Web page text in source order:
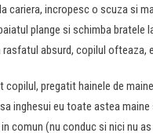
cariera, incropesc o scuza si
plange si schimba bratele
absurd, copilul ofteaza,
pregatit hainele de
inghesui eu toate astea
comun (nu conduc si nici nu as